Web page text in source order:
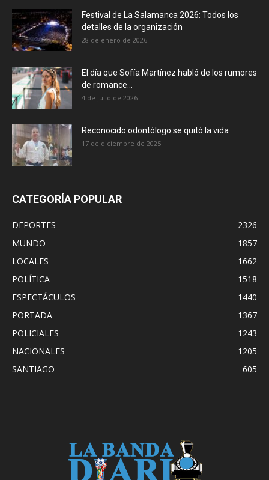
Festival de La Salamanca 2026: Todos los
detalles de la organización
28 de enero de 2026
El día que Sofía Martínez habló de los rumores
de romance...
4 de julio de 2026
Reconocido odontólogo se quitó la vida
17 de diciembre de 2025
CATEGORÍA POPULAR
DEPORTES
2326
MUNDO
1857
LOCALES
1662
POLÍTICA
1518
ESPECTÁCULOS
1440
PORTADA
1367
POLICIALES
1243
NACIONALES
1205
SANTIAGO
605